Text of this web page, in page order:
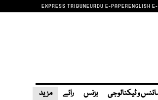
EXPRESS TRIBUNEURDU E-PAPERENGLISH
و ٹیکنالوجی بزنس رائے مزید